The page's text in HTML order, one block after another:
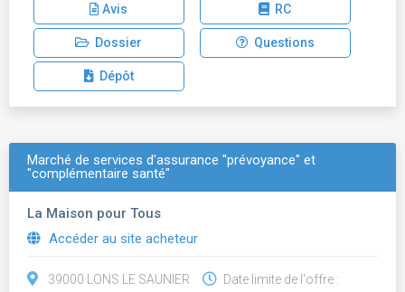
Avis RC
Dossier Questions
Dépôt
Marché de services d'assurance "prévoyance" et
"complémentaire santé"
La Maison pour Tous
Accéder au site acheteur
39000 LONS LE SAUNIER
Date limite de l'offre :